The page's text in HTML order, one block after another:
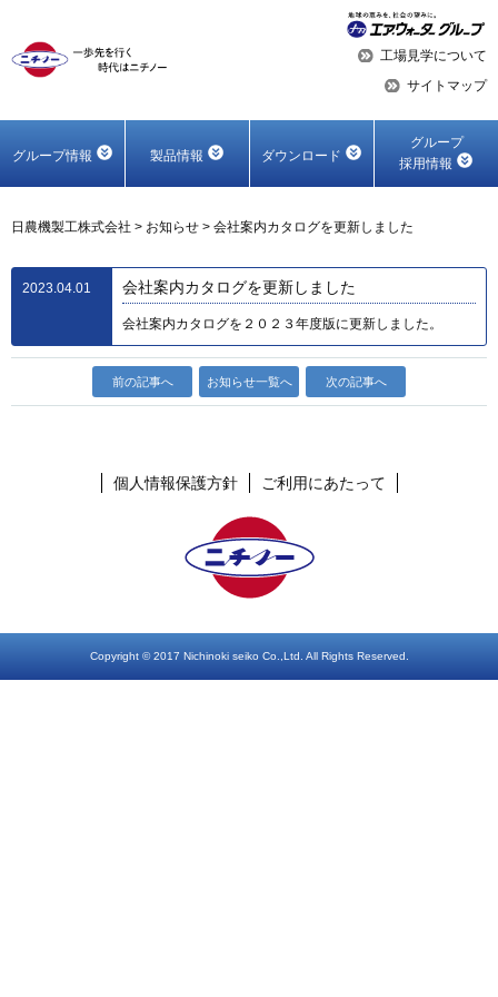
工場見学について
サイトマップ
グループ情報 製品情報 ダウンロード
グループ
採用情報
日農機製工株式会社 > お知らせ > 会社案内カタログを更新しました
2023.04.01 会社案内カタログを更新しました
会社案内カタログを２０２３年度版に更新しました。
前の記事へ お知らせ一覧へ 次の記事へ
個人情報保護方針 ご利用にあたって
Copyright © 2017 Nichinoki seiko Co.,Ltd. All Rights Reserved.